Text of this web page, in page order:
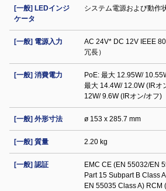
[一般] LEDインジ
ケータ
システム電源および動作
[一般] 電源入力
AC 24V* DC 12V IEEE
冗長）
[一般] 消費電力
PoE: 最大 12.95W/
最大 14.4W/ 12.0W (IRオ
12W/ 9.6W (IRオン/オフ)
[一般] 外形寸法 ø 153 x 285.7 mm
[一般] 質量 2.20 kg
[一般] 認証
EMC CE (EN 55032/EN
Part 15 Subpart B Class
EN 55035 Class A) RCM